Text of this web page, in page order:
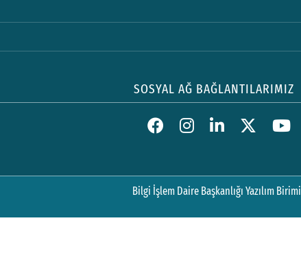
SOSYAL AĞ BAĞLANTILARIMIZ
Bilgi İşlem Daire Başkanlığı Yazılım Birimi